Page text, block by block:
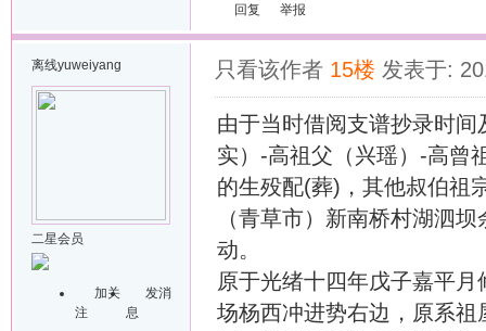
回复 举报
离线yuweiyang
二星会员
加关
注
发消
息
只看该作者 15楼 发表于:
由于当时借阅支谱抄录时
实）-高祖父（兴瑶）-高曾
的生殁配(葬)，其他叔伯祖
（青草市）新南桥村湖泗
动。
原于光绪十四年戊子嘉平
场杨西冲进势右边，原系